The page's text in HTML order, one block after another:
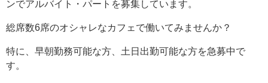
ンでアルバイト・パートを募集しています。
総席数6席のオシャレなカフェで働いてみませんか？
特に、早朝勤務可能な方、土日出勤可能な方を急募中で
す。